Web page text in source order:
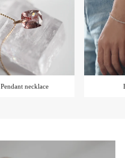
Pendant necklace